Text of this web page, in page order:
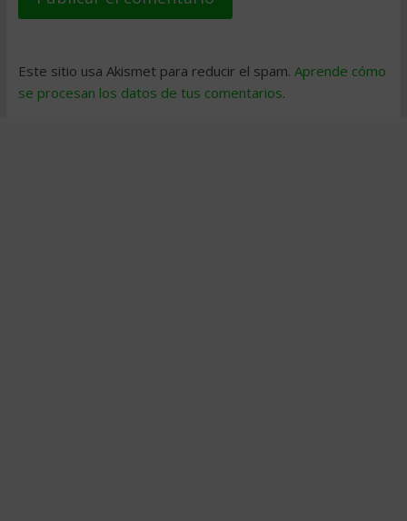
Este sitio usa Akismet para reducir el spam. Aprende cómo
se procesan los datos de tus comentarios.